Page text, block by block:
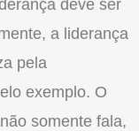
deve ser
a liderança
pela
exemplo. O
somente fala,